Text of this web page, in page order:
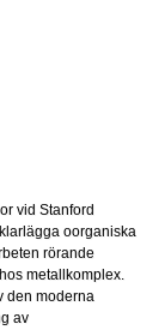
vid Stanford
oorganiska
rörande
metallkomplex.
den moderna
av